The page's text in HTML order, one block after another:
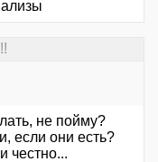
не пойму?
если они есть?
честно...